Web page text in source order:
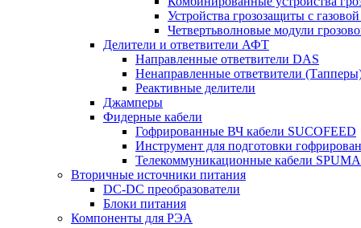
Устройства грозозащиты с
Четвертьволновые модули
Делители и ответвители АФТ
Направленные ответвители DAS
Ненаправленные ответвители
Реактивные делители
Джамперы
Фидерные кабели
Гофрированные ВЧ кабели SUCOFEED
Инструмент для подготовки
Телекоммуникационные кабели SPUMA
Вторичные источники питания
DC-DC преобразователи
Блоки питания
Компоненты для РЭА